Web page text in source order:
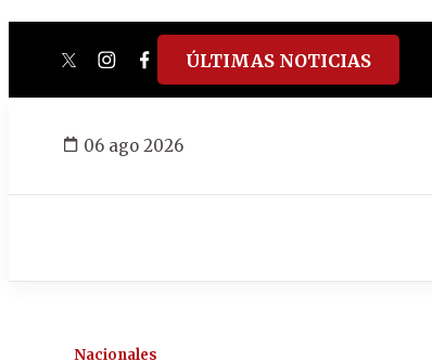
twitterinstagram
facebook
tiktokyoutube
spotify
ÚLTIMAS NOTICIAS
06 ago 2026
Nacionales